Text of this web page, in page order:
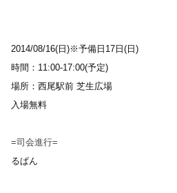
2014/08/16(日)※予備日17日(日)
時間：11:00-17:00(予定)
場所：西尾駅前 芝生広場
入場無料
=司会進行=
るぱん